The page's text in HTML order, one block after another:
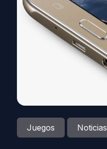
Juegos Noticias